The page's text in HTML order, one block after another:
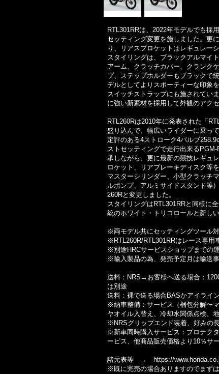
RTL301RRは、2022年モデルでも採
セッティング変更を施しました。更
り、リアスプロケットはレギュレー
スタイリングは、ブラックアルマイ
アーム、クラッチカバー、クランク
プ、ステップホルダーもブラックで
デルとしてよりスポーティーな印象
スイッチストラップにも施されてい
に強い新素材を採用して外観のアク
RTL260Rは2010年に発表された「
盛り込んで、幅広いライダーに乗っ
定評のある4ストローク4バルブ
ストセッティングで走行出来る
承しながら、更に最新の競技レギュ
ロケット、リアブレーキディスク等
マスターシリンダー、小型クラッチ
ルポンプ、アルミサイドスタンド等
260Rと変更しました。
スタイリングはRTL301RRと同様に
統のホワイト・トリコロールと新し
※両モデル共にセッティングツール
※RTL260R/RTL301RRはレース専用
※別途HRCサービスショップまでの
※輸入製品の為、発売予定月は輸送
送料：NRS→お客様へ送る場合：
は別途
送料：裸で送る場合BASかアイライ
※納車整備：サービス（梱包分解〜
ヤオイル入替え、冷却水関係点検、
※NRSグリップエンド装着、好みの
※新車同時購入サービス：プロテク
ービス、他商品販売価格より10％サ
諸元表等 → https://
※既に完売の場合ありますのでま